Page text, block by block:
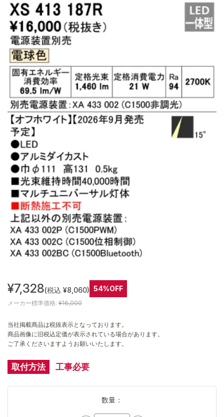
¥7,328(税込 ¥8,060) 54%OFF
メーカー標準価格: ¥16,000
当社掲載商品は税抜表示となっております。
商品画像に旧税込定価が表示されている場合があります。
ご了承くださいますようお願いいたします。
取付方法 工事必要
数量：